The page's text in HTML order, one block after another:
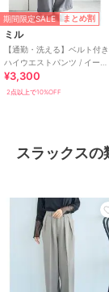
《お気に入り登録
・「商品のお気に
1点通知、セール
・「ブランドのお
ど、お得な情報を
低身長でもオシ
さん向けレディー
トレンドや上品な
小柄さんだからこ
ぴったり丈の感動
期間限定セール開催中
期間限定SALE まとめ割
ミル
【通勤・洗える】ベルト付き
ハイウエストパンツ / イージ
ーケア【mil (ミル)】
¥3,300
2点以上で10%OFF
スラックスの